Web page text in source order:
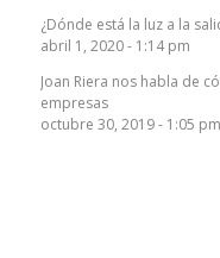
¿Dónde está la luz a la
abril 1, 2020 - 1:14 pm
Joan Riera nos habla de
empresas
octubre 30, 2019 - 1:05 pm